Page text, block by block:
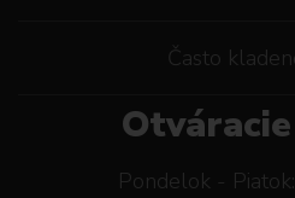
Často
Pondelok -